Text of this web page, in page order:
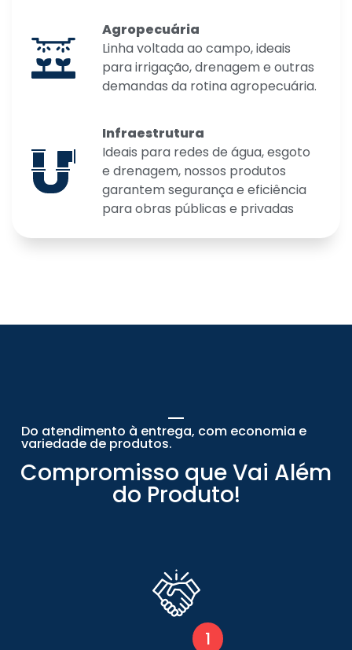
Linha voltada ao campo, ideais
para irrigação, drenagem e outras
demandas da rotina agropecuária.
Ideais para redes de água, esgoto
e drenagem, nossos produtos
garantem segurança e eficiência
para obras públicas e privadas
variedade de produtos.
Compromisso que Vai Além
do Produto!
1